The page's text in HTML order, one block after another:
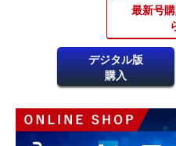
最新号
デジタル版
購入